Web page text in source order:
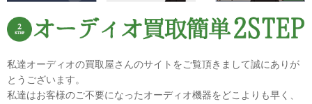
私達オーディオの買取屋さんのサイトをご覧頂きまして誠にありが
とうございます。
私達はお客様のご不要になったオーディオ機器をどこよりも早く、